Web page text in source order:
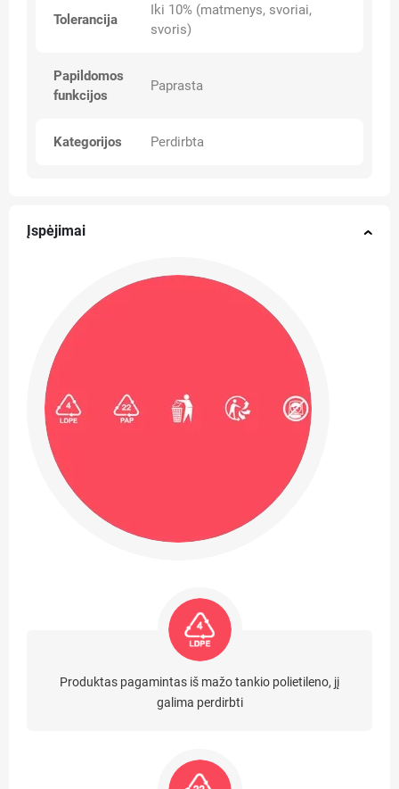
Tolerancija
Iki 10% (matmenys, svoriai,
svoris)
Papildomos
funkcijos
Paprasta
Kategorijos Perdirbta
Įspėjimai
Produktas pagamintas iš mažo tankio polietileno, jį
galima perdirbti